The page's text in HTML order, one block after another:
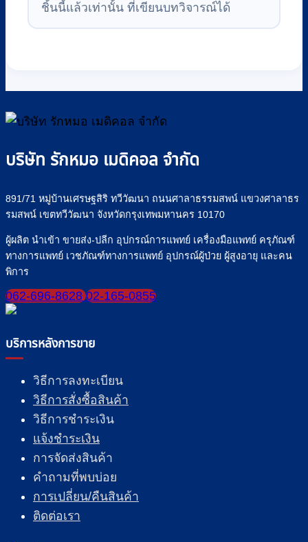
ชิ้นนี้แล้วเท่านั้น ที่เขียนบทวิจารณ์ได้
บริษัท รักหมอ เมดิคอล จำกัด
891/71 หมู่บ้านเศรษฐสิริ ทวีวัฒนา ถนนศาลาธรรมสพน์ แขวงศาลาธร
รมสพน์ เขตทวีวัฒนา จังหวัดกรุงเทพมหานคร 10170
ผู้ผลิต นำเข้า ขายส่ง-ปลีก อุปกรณ์การแพทย์ เครื่องมือแพทย์ ครุภัณฑ์
ทางการแพทย์ เวชภัณฑ์ทางการแพทย์ อุปกรณ์ผู้ป่วย ผู้สูงอายุ และคน
พิการ
062-696-8628 02-165-0855
บริการหลังการขาย
วิธีการลงทะเบียน
วิธีการสั่งซื้อสินค้า
วิธีการชำระเงิน
แจ้งชำระเงิน
การจัดส่งสินค้า
คำถามที่พบบ่อย
การเปลี่ยน/คืนสินค้า
ติดต่อเรา